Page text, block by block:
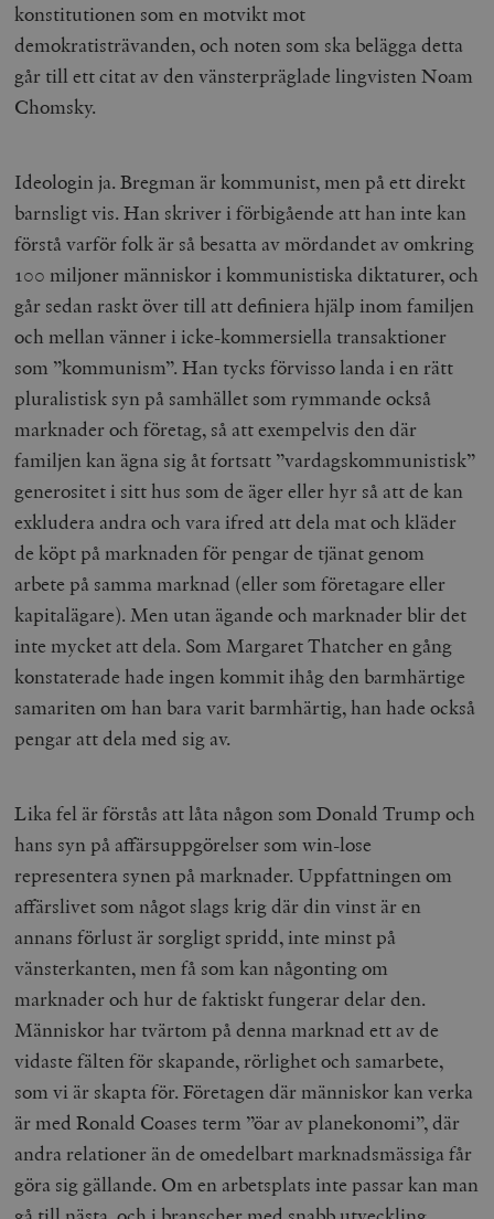
konstitutionen som en motvikt mot
demokratisträvanden, och noten som ska belägga detta
går till ett citat av den vänsterpräglade lingvisten Noam
Chomsky.
Ideologin ja. Bregman är kommunist, men på ett direkt
barnsligt vis. Han skriver i förbigående att han inte kan
förstå varför folk är så besatta av mördandet av omkring
100 miljoner människor i kommunistiska diktaturer, och
går sedan raskt över till att definiera hjälp inom familjen
och mellan vänner i icke-kommersiella transaktioner
som ”kommunism”. Han tycks förvisso landa i en rätt
pluralistisk syn på samhället som rymmande också
marknader och företag, så att exempelvis den där
familjen kan ägna sig åt fortsatt ”vardagskommunistisk”
generositet i sitt hus som de äger eller hyr så att de kan
exkludera andra och vara ifred att dela mat och kläder
de köpt på marknaden för pengar de tjänat genom
arbete på samma marknad (eller som företagare eller
kapitalägare). Men utan ägande och marknader blir det
inte mycket att dela. Som Margaret Thatcher en gång
konstaterade hade ingen kommit ihåg den barmhärtige
samariten om han bara varit barmhärtig, han hade också
pengar att dela med sig av.
Lika fel är förstås att låta någon som Donald Trump och
hans syn på affärsuppgörelser som win-lose
representera synen på marknader. Uppfattningen om
affärslivet som något slags krig där din vinst är en
annans förlust är sorgligt spridd, inte minst på
vänsterkanten, men få som kan någonting om
marknader och hur de faktiskt fungerar delar den.
Människor har tvärtom på denna marknad ett av de
vidaste fälten för skapande, rörlighet och samarbete,
som vi är skapta för. Företagen där människor kan verka
är med Ronald Coases term ”öar av planekonomi”, där
andra relationer än de omedelbart marknadsmässiga får
göra sig gällande. Om en arbetsplats inte passar kan man